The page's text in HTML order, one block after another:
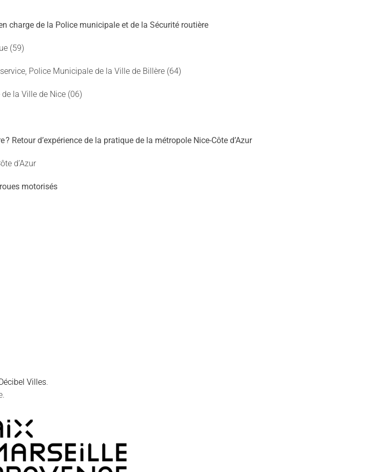
charge de la Police municipale et de la Sécurité routière
(59)
Police Municipale de la Ville de Billère (64)
la Ville de Nice (06)
Retour d’expérience de la pratique de la métropole Nice-Côte d’Azur
d’Azur
motorisés
Villes.